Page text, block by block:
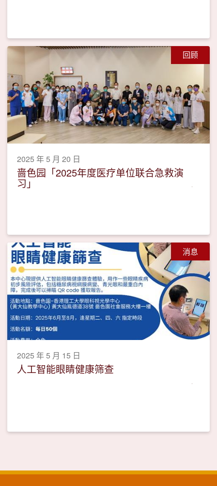
回顾
2025 年 5 月 20 日
啬色园「2025年度医疗单位联合急救演
习」
消息
2025 年 5 月 15 日
人工智能眼睛健康筛查